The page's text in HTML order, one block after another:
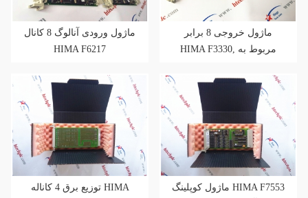
ماژول ورودی آنالوگ 8 کانال
HIMA F6217
ماژول خروجی 8 برابر
HIMA F3330, مربوط به
توزیع برق 4 کاناله HIMA
ماژول کوپلینگ HIMA F7553